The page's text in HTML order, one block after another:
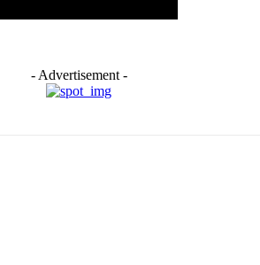
- Advertisement -